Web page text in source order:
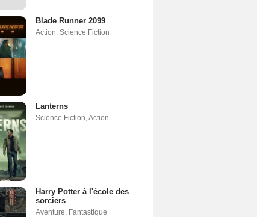
Blade Runner 2099
Action Science Fiction
Lanterns
Science Fiction Action
Harry Potter à l'école des
sorciers
Aventure Fantastique